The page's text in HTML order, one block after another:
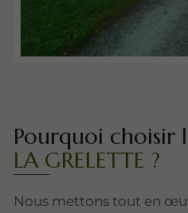
Pourquoi choisir
LA GRELETTE ?
Nous mettons tout en